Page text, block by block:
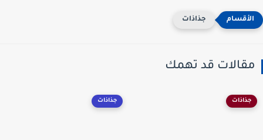
جذاذات
مقالات قد تهمك
جذاذات جذاذات